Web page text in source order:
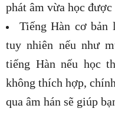
phát âm vừa học
Tiếng Hàn cơ bản
tuy nhiên nếu như
tiếng Hàn nếu học
không thích hợp,
qua âm hán sẽ giúp